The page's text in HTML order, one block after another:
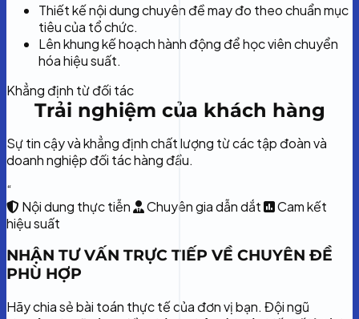
Thiết kế nội dung chuyên đề may đo theo chuẩn mục
tiêu của tổ chức.
Lên khung kế hoạch hành động để học viên chuyển
hóa hiệu suất.
Khẳng định từ đối tác
Trải nghiệm của khách hàng
Sự tin cậy và khẳng định chất lượng từ các tập đoàn và
doanh nghiệp đối tác hàng đầu.
“
Nội dung thực tiễn
Chuyên gia dẫn dắt
Cam kết
hiệu suất
NHẬN TƯ VẤN TRỰC TIẾP VỀ CHUYÊN ĐỀ
PHÙ HỢP
Hãy chia sẻ bài toán thực tế của đơn vị bạn. Đội ngũ